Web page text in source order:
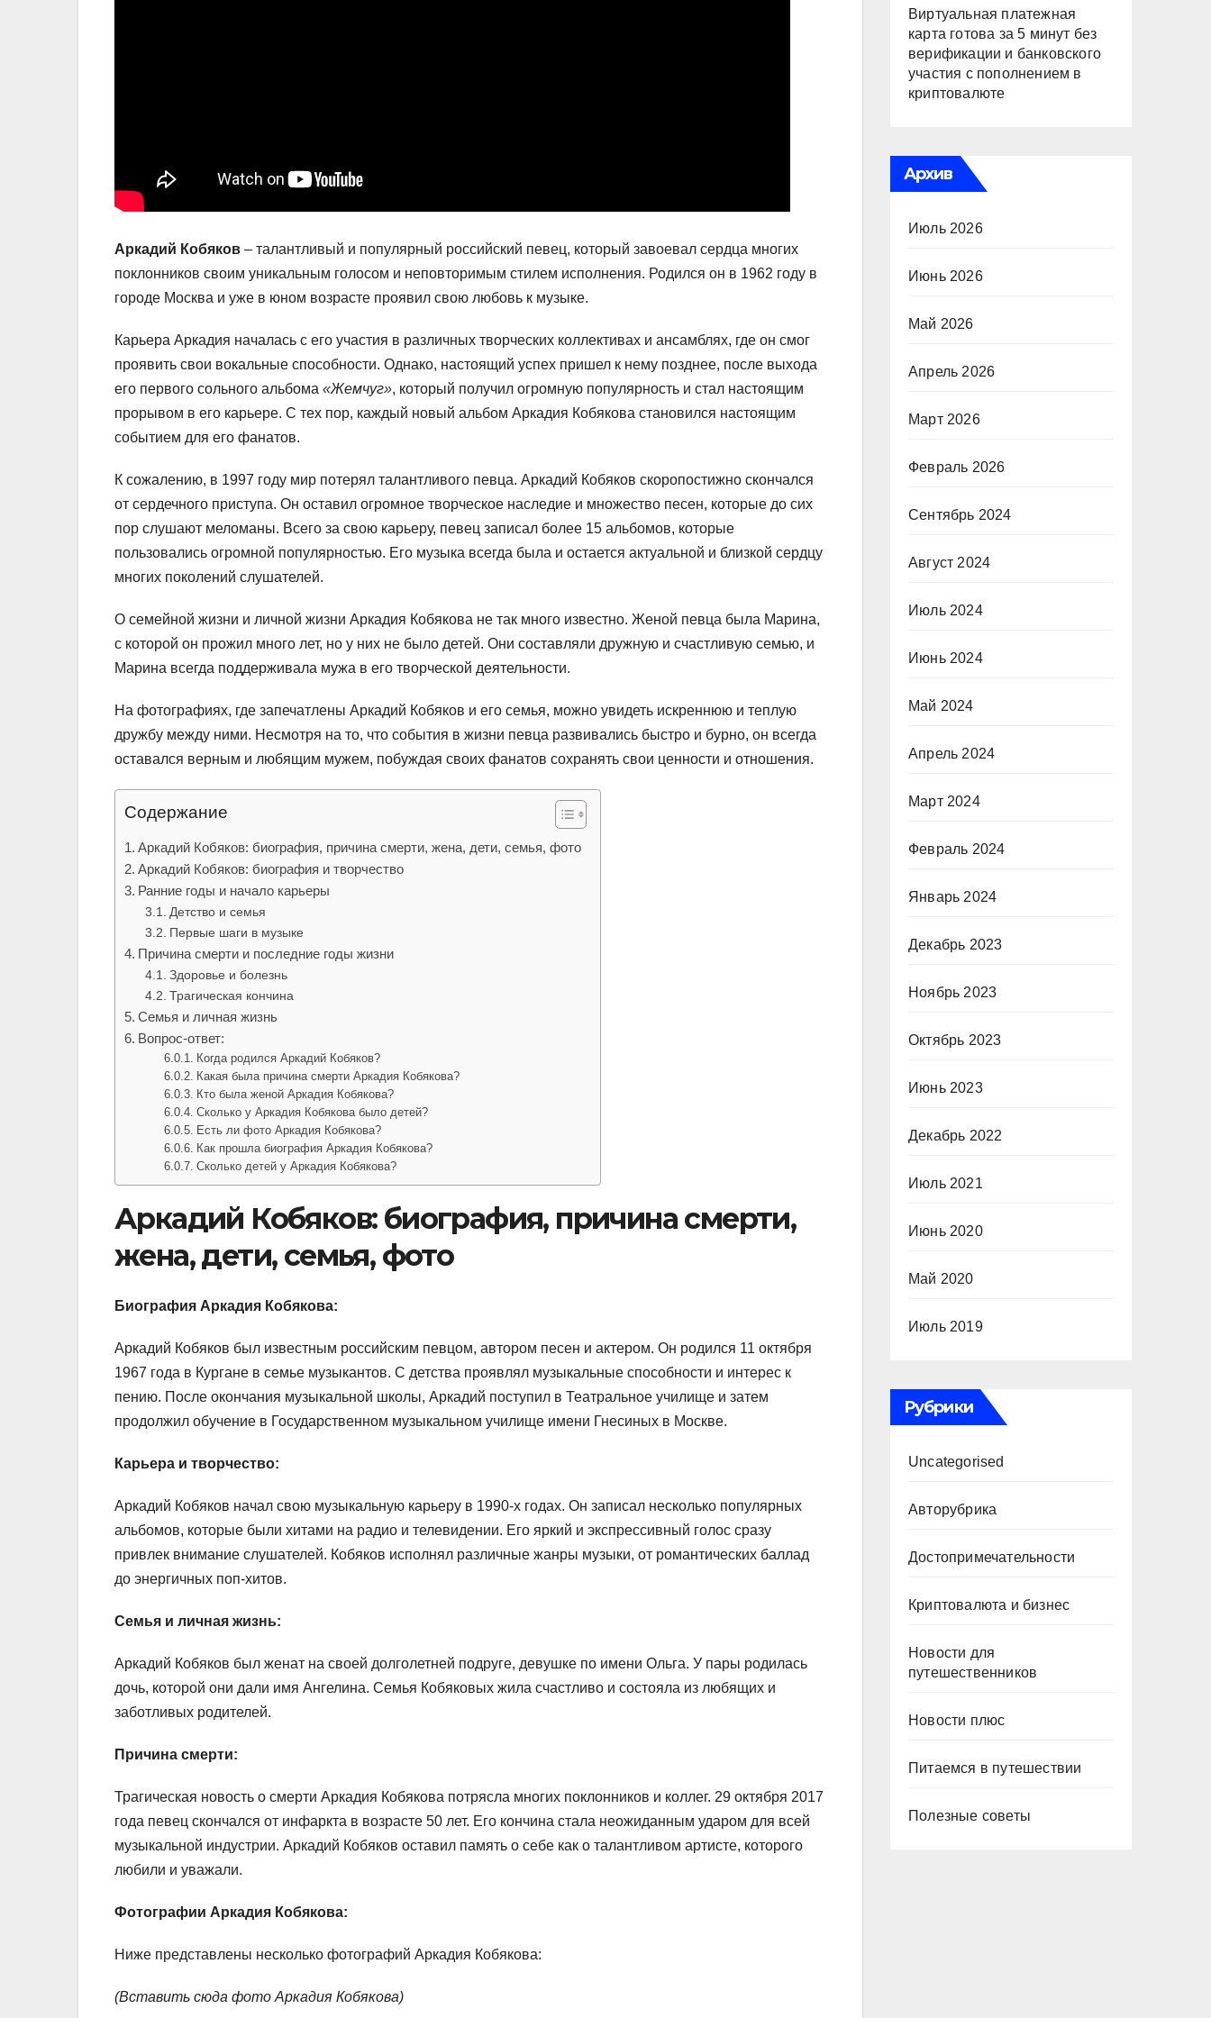
Аркадий Кобяков – талантливый и популярный российский певец, который завоевал сердца многих
поклонников своим уникальным голосом и неповторимым стилем исполнения. Родился он в 1962 году в
городе Москва и уже в юном возрасте проявил свою любовь к музыке.
Карьера Аркадия началась с его участия в различных творческих коллективах и ансамблях, где он смог
проявить свои вокальные способности. Однако, настоящий успех пришел к нему позднее, после выхода
его первого сольного альбома «Жемчуг», который получил огромную популярность и стал настоящим
прорывом в его карьере. С тех пор, каждый новый альбом Аркадия Кобякова становился настоящим
событием для его фанатов.
К сожалению, в 1997 году мир потерял талантливого певца. Аркадий Кобяков скоропостижно скончался
от сердечного приступа. Он оставил огромное творческое наследие и множество песен, которые до сих
пор слушают меломаны. Всего за свою карьеру, певец записал более 15 альбомов, которые
пользовались огромной популярностью. Его музыка всегда была и остается актуальной и близкой сердцу
многих поколений слушателей.
О семейной жизни и личной жизни Аркадия Кобякова не так много известно. Женой певца была Марина,
с которой он прожил много лет, но у них не было детей. Они составляли дружную и счастливую семью, и
Марина всегда поддерживала мужа в его творческой деятельности.
На фотографиях, где запечатлены Аркадий Кобяков и его семья, можно увидеть искреннюю и теплую
дружбу между ними. Несмотря на то, что события в жизни певца развивались быстро и бурно, он всегда
оставался верным и любящим мужем, побуждая своих фанатов сохранять свои ценности и отношения.
Содержание
Аркадий Кобяков: биография, причина смерти, жена, дети, семья, фото
Аркадий Кобяков: биография и творчество
Ранние годы и начало карьеры
Детство и семья
Первые шаги в музыке
Причина смерти и последние годы жизни
Здоровье и болезнь
Трагическая кончина
Семья и личная жизнь
Вопрос-ответ:
Когда родился Аркадий Кобяков?
Какая была причина смерти Аркадия Кобякова?
Кто была женой Аркадия Кобякова?
Сколько у Аркадия Кобякова было детей?
Есть ли фото Аркадия Кобякова?
Как прошла биография Аркадия Кобякова?
Сколько детей у Аркадия Кобякова?
Аркадий Кобяков: биография, причина смерти,
жена, дети, семья, фото
Биография Аркадия Кобякова:
Аркадий Кобяков был известным российским певцом, автором песен и актером. Он родился 11 октября
1967 года в Кургане в семье музыкантов. С детства проявлял музыкальные способности и интерес к
пению. После окончания музыкальной школы, Аркадий поступил в Театральное училище и затем
продолжил обучение в Государственном музыкальном училище имени Гнесиных в Москве.
Карьера и творчество:
Аркадий Кобяков начал свою музыкальную карьеру в 1990-х годах. Он записал несколько популярных
альбомов, которые были хитами на радио и телевидении. Его яркий и экспрессивный голос сразу
привлек внимание слушателей. Кобяков исполнял различные жанры музыки, от романтических баллад
до энергичных поп-хитов.
Семья и личная жизнь:
Аркадий Кобяков был женат на своей долголетней подруге, девушке по имени Ольга. У пары родилась
дочь, которой они дали имя Ангелина. Семья Кобяковых жила счастливо и состояла из любящих и
заботливых родителей.
Причина смерти:
Трагическая новость о смерти Аркадия Кобякова потрясла многих поклонников и коллег. 29 октября 2017
года певец скончался от инфаркта в возрасте 50 лет. Его кончина стала неожиданным ударом для всей
музыкальной индустрии. Аркадий Кобяков оставил память о себе как о талантливом артисте, которого
любили и уважали.
Фотографии Аркадия Кобякова:
Ниже представлены несколько фотографий Аркадия Кобякова:
(Вставить сюда фото Аркадия Кобякова)
Виртуальная платежная
карта готова за 5 минут без
верификации и банковского
участия с пополнением в
криптовалюте
Архив
Июль 2026
Июнь 2026
Май 2026
Апрель 2026
Март 2026
Февраль 2026
Сентябрь 2024
Август 2024
Июль 2024
Июнь 2024
Май 2024
Апрель 2024
Март 2024
Февраль 2024
Январь 2024
Декабрь 2023
Ноябрь 2023
Октябрь 2023
Июнь 2023
Декабрь 2022
Июль 2021
Июнь 2020
Май 2020
Июль 2019
Рубрики
Uncategorised
Авторубрика
Достопримечательности
Криптовалюта и бизнес
Новости для
путешественников
Новости плюс
Питаемся в путешествии
Полезные советы